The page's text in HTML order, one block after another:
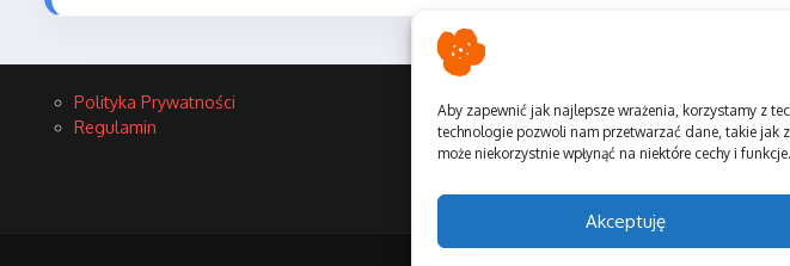
Aby zapewnić jak najlepsze wrażenia, korzystamy z
technologie pozwoli nam przetwarzać dane, takie
może niekorzystnie wpłynąć na niektóre cechy i funkcje.
Akceptuję
Polityka Prywatności
Regulamin